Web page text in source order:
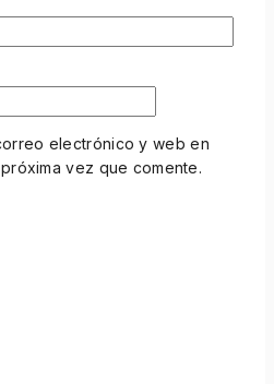
electrónico y web en
vez que comente.